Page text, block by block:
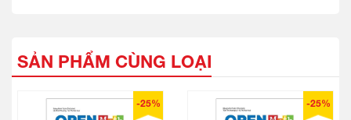
SẢN PHẨM CÙNG LOẠI
-25% -25%